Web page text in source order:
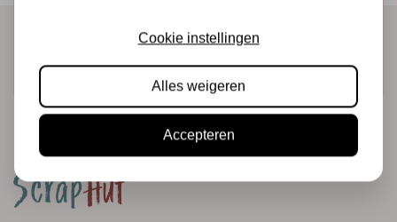
Abonneer
Cookie instellingen
Alles weigeren
Accepteren